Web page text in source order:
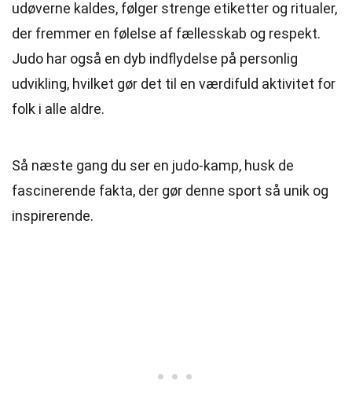
udøverne kaldes, følger strenge etiketter og ritualer,
der fremmer en følelse af fællesskab og respekt.
Judo har også en dyb indflydelse på personlig
udvikling, hvilket gør det til en værdifuld aktivitet for
folk i alle aldre.
Så næste gang du ser en judo-kamp, husk de
fascinerende fakta, der gør denne sport så unik og
inspirerende.